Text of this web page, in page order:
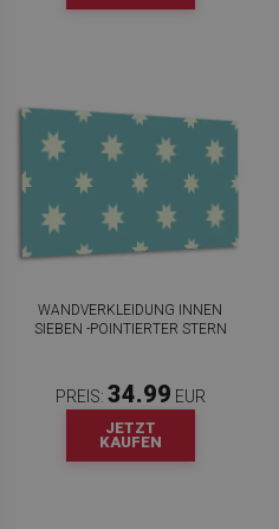
WANDVERKLEIDUNG INNEN
SIEBEN -POINTIERTER STERN
PREIS: 34.99 EUR
JETZT
KAUFEN